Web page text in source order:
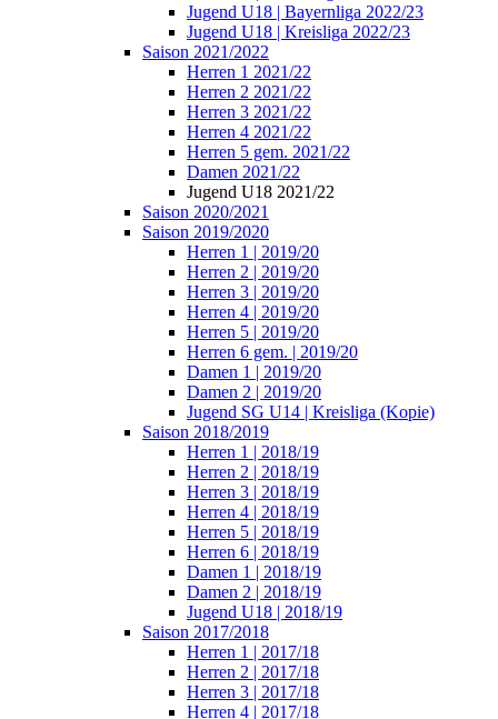
Jugend U18 | Bayernliga 2022/23
Jugend U18 | Kreisliga 2022/23
Saison 2021/2022
Herren 1 2021/22
Herren 2 2021/22
Herren 3 2021/22
Herren 4 2021/22
Herren 5 gem. 2021/22
Damen 2021/22
Jugend U18 2021/22
Saison 2020/2021
Saison 2019/2020
Herren 1 | 2019/20
Herren 2 | 2019/20
Herren 3 | 2019/20
Herren 4 | 2019/20
Herren 5 | 2019/20
Herren 6 gem. | 2019/20
Damen 1 | 2019/20
Damen 2 | 2019/20
Jugend SG U14 | Kreisliga (Kopie)
Saison 2018/2019
Herren 1 | 2018/19
Herren 2 | 2018/19
Herren 3 | 2018/19
Herren 4 | 2018/19
Herren 5 | 2018/19
Herren 6 | 2018/19
Damen 1 | 2018/19
Damen 2 | 2018/19
Jugend U18 | 2018/19
Saison 2017/2018
Herren 1 | 2017/18
Herren 2 | 2017/18
Herren 3 | 2017/18
Herren 4 | 2017/18